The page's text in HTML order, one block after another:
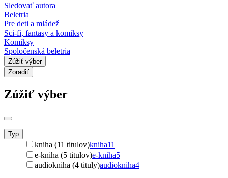
Sledovať autora
Beletria
Pre deti a mládež
Sci-fi, fantasy a komiksy
Komiksy
Spoločenská beletria
Zúžiť výber
Zoradiť
Zúžiť výber
Typ
kniha (11 titulov)kniha11
e-kniha (5 titulov)e-kniha5
audiokniha (4 tituly)audiokniha4